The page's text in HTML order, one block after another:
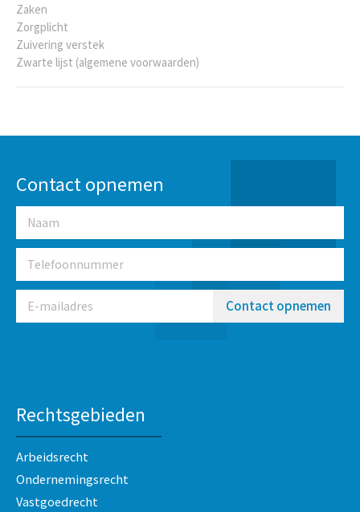
Zaken
Zorgplicht
Zuivering verstek
Zwarte lijst (algemene voorwaarden)
Contact opnemen
Contact opnemen
Rechtsgebieden
Arbeidsrecht
Ondernemingsrecht
Vastgoedrecht